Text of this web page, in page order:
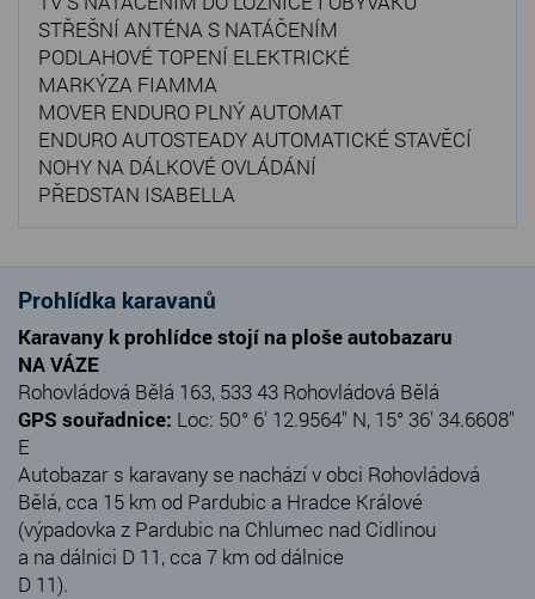
STŘEŠNÍ ANTÉNA S NATÁČENÍM
PODLAHOVÉ TOPENÍ ELEKTRICKÉ
MARKÝZA FIAMMA
MOVER ENDURO PLNÝ AUTOMAT
ENDURO AUTOSTEADY AUTOMATICKÉ STAVĚCÍ
NOHY NA DÁLKOVÉ OVLÁDÁNÍ
PŘEDSTAN ISABELLA
Prohlídka karavanů
Karavany k prohlídce stojí na ploše autobazaru
NA VÁZE
Rohovládová Bělá 163, 533 43 Rohovládová Bělá
GPS souřadnice: Loc: 50° 6' 12.9564" N, 15° 36' 34.6608"
E
Autobazar s karavany se nachází v obci Rohovládová
Bělá, cca 15 km od Pardubic a Hradce Králové
(výpadovka z Pardubic na Chlumec nad Cidlinou
a na dálnici D 11, cca 7 km od dálnice
D 11).